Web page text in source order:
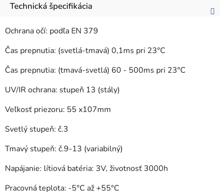
Technická špecifikácia
Ochrana očí: podľa EN 379
Čas prepnutia: (svetlá-tmavá) 0,1ms pri 23°C
Čas prepnutia: (tmavá-svetlá) 60 - 500ms pri 23°C
UV/IR ochrana: stupeň 13 (stály)
Veľkosť priezoru: 55 x107mm
Svetlý stupeň: č.3
Tmavý stupeň: č.9-13 (variabilný)
Napájanie: lítiová batéria: 3V, životnosť 3000h
Pracovná teplota: -5°C až +55°C